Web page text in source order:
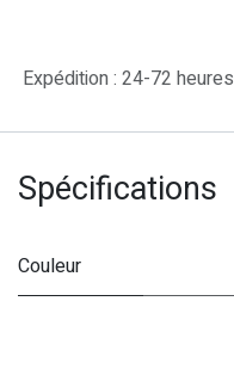
Expédition : 24-72 heures
Spécifications
Couleur